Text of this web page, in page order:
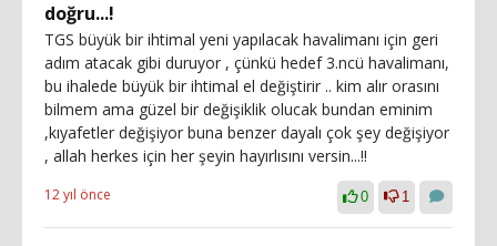
doğru...!
TGS büyük bir ihtimal yeni yapılacak havalimanı için geri
adım atacak gibi duruyor , çünkü hedef 3.ncü havalimanı,
bu ihalede büyük bir ihtimal el değiştirir .. kim alır orasını
bilmem ama güzel bir değişiklik olucak bundan eminim
,kıyafetler değişiyor buna benzer dayalı çok şey değişiyor
, allah herkes için her şeyin hayırlısını versin...!!
12 yıl önce 0 1